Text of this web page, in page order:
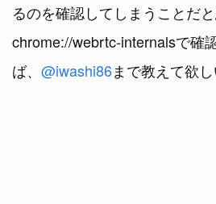
るのを確認してしまうことだと
chrome://webrtc-internalsで確
ば、 @iwashi86まで教えて欲し